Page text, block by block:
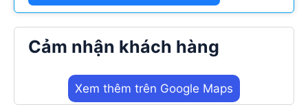
Cảm nhận khách hàng
Xem thêm trên Google Maps